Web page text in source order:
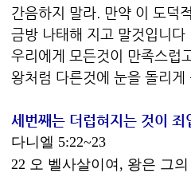
간음하지 말라. 만약 이 도덕
금방 나태해 지고 말것입니다
우리에게 모든것이 만족스럽
왕처럼 다른것에 눈을 돌리게
세번째는 더럽혀지는 것이 죄
다니엘 5:22~23
22 오 벨사살이여, 왕은 그